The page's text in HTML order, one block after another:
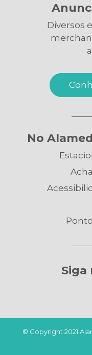
Diversos
No
Siga
© Copyright 2021